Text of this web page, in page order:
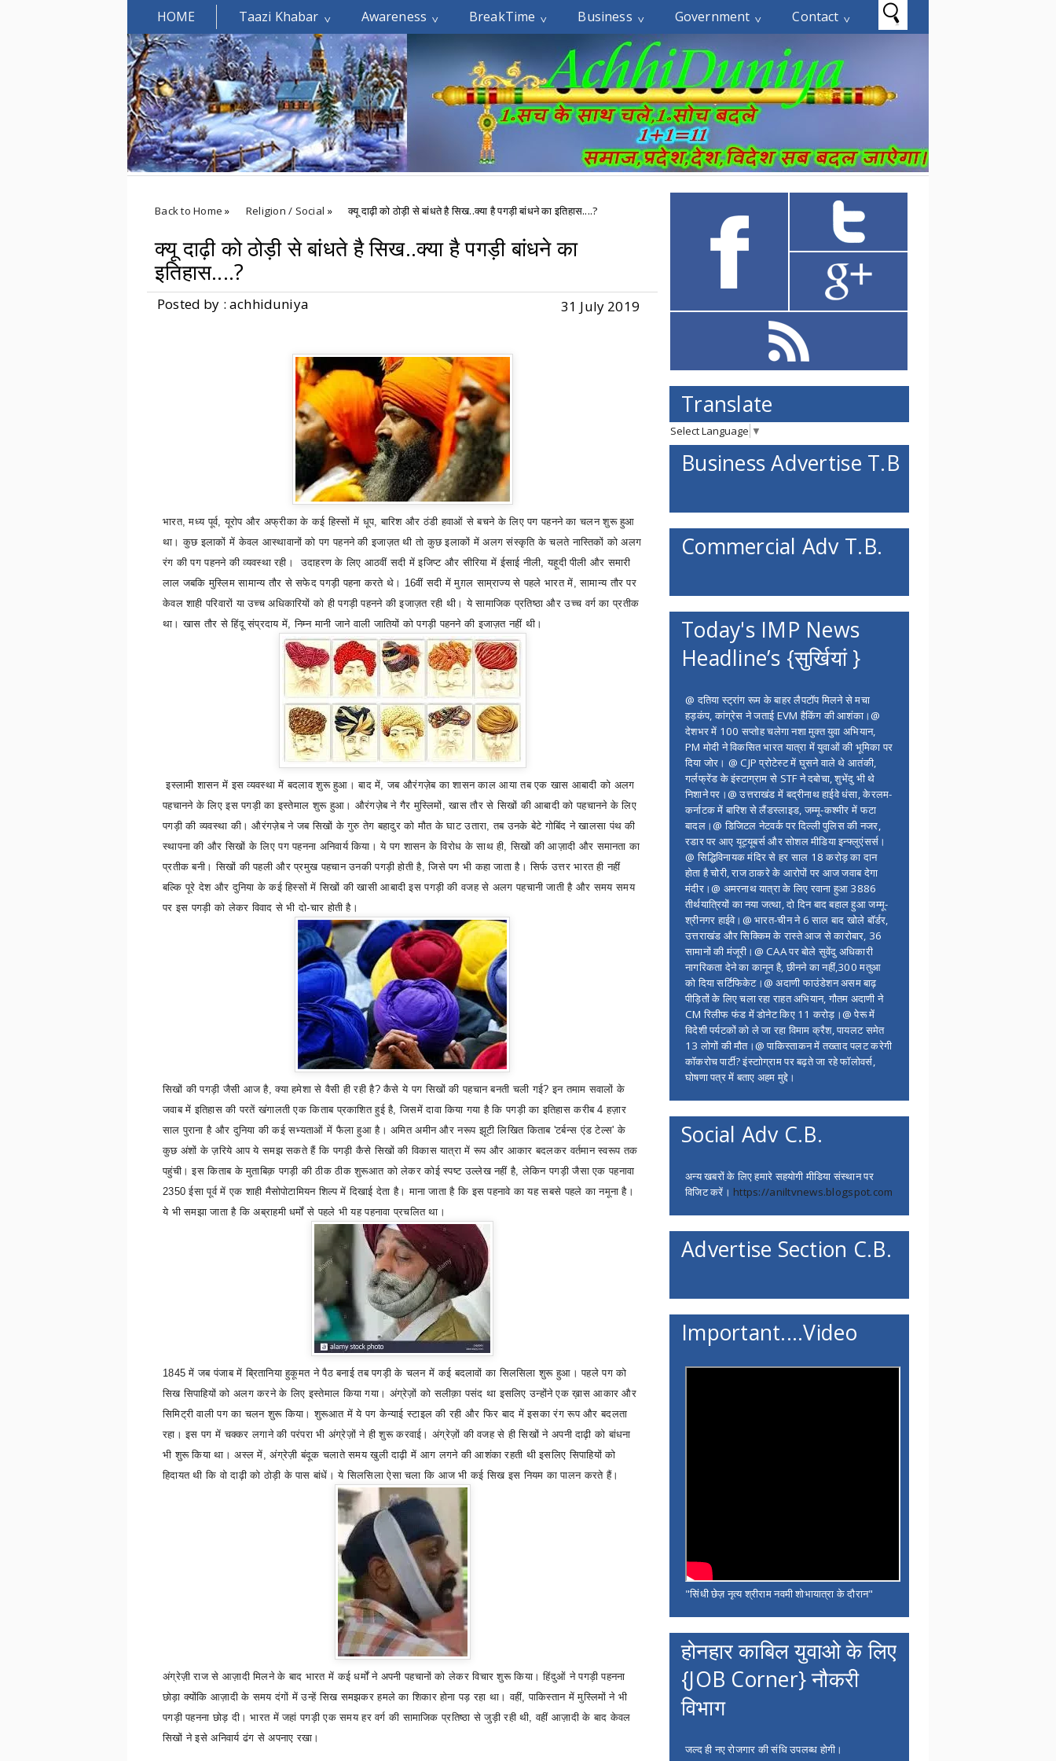
HOME Taazi Khabar Awareness BreakTime Business Government Contact
Welcomes You.....
Back to Home » Religion / Social » क्यू दाढ़ी को ठोड़ी से बांधते है सिख..क्या है पगड़ी बांधने का इतिहास....?
क्यू दाढ़ी को ठोड़ी से बांधते है सिख..क्या है पगड़ी बांधने का
इतिहास....?
Posted by : achhiduniya 31 July 2019
भारत,मध्य पूर्व,यूरोप और अफ्रीका के कई हिस्सों में धूप,बारिश और ठंडी हवाओं से बचने के लिए पग पहनने का चलन शुरू हुआ
था। कुछ इलाकों में केवल आस्थावानों को पग पहनने की इजाज़त थी तो कुछ इलाकों में अलग संस्कृति के चलते नास्तिकों को अलग
रंग की पग पहनने की व्यवस्था रही। उदाहरण के लिए आठवीं सदी में इजिप्ट और सीरिया में ईसाई नीली,यहूदी पीली और समारी
लाल जबकि मुस्लिम सामान्य तौर से सफेद पगड़ी पहना करते थे। 16वीं सदी में मुग़ल साम्राज्य से पहले भारत में,सामान्य तौर पर
केवल शाही परिवारों या उच्च अधिकारियों को ही पगड़ी पहनने की इजाज़त रही थी। ये सामाजिक प्रतिष्ठा और उच्च वर्ग का प्रतीक
था। खास तौर से हिंदू संप्रदाय में,निम्न मानी जाने वाली जातियों को पगड़ी पहनने की इजाज़त नहीं थी।
इस्लामी शासन में इस व्यवस्था में बदलाव शुरू हुआ। बाद में,जब औरंगज़ेब का शासन काल आया तब एक खास आबादी को अलग
पहचानने के लिए इस पगड़ी का इस्तेमाल शुरू हुआ। औरंगज़ेब ने गैर मुस्लिमों,खास तौर से सिखों की आबादी को पहचानने के लिए
पगड़ी की व्यवस्था की। औरंगज़ेब ने जब सिखों के गुरु तेग बहादुर को मौत के घाट उतारा,तब उनके बेटे गोबिंद ने खालसा पंथ की
स्थापना की और सिखों के लिए पग पहनना अनिवार्य किया। ये पग शासन के विरोध के साथ ही,सिखों की आज़ादी और समानता का
प्रतीक बनी। सिखों की पहली और प्रमुख पहचान उनकी पगड़ी होती है,जिसे पग भी कहा जाता है। सिर्फ उत्तर भारत ही नहीं
बल्कि पूरे देश और दुनिया के कई हिस्सों में सिखों की खासी आबादी इस पगड़ी की वजह से अलग पहचानी जाती है और समय समय
पर इस पगड़ी को लेकर विवाद से भी दो-चार होती है।
सिखों की पगड़ी जैसी आज है,क्या हमेशा से वैसी ही रही है?कैसे ये पग सिखों की पहचान बनती चली गई?इन तमाम सवालों के
जवाब में इतिहास की परतें खंगालती एक किताब प्रकाशित हुई है,जिसमें दावा किया गया है कि पगड़ी का इतिहास करीब 4 हज़ार
साल पुराना है और दुनिया की कई सभ्यताओं में फैला हुआ है। अमित अमीन और नरूप झूटी लिखित किताब 'टर्बन्स एंड टेल्स'के
कुछ अंशों के ज़रिये आप ये समझ सकते हैं कि पगड़ी कैसे सिखों की विकास यात्रा में रूप और आकार बदलकर वर्तमान स्वरूप तक
पहुंची। इस किताब के मुताबिक़ पगड़ी की ठीक ठीक शुरूआत को लेकर कोई स्पष्ट उल्लेख नहीं है,लेकिन पगड़ी जैसा एक पहनावा
2350 ईसा पूर्व में एक शाही मैसोपोटामियन शिल्प में दिखाई देता है। माना जाता है कि इस पहनावे का यह सबसे पहले का नमूना है।
ये भी समझा जाता है कि अब्राहमी धर्मों से पहले भी यह पहनावा प्रचलित था।
1845 में जब पंजाब में ब्रितानिया हुकूमत ने पैठ बनाई तब पगड़ी के चलन में कई बदलावों का सिलसिला शुरू हुआ। पहले पग को
सिख सिपाहियों को अलग करने के लिए इस्तेमाल किया गया। अंग्रेज़ों को सलीक़ा पसंद था इसलिए उन्होंने एक ख़ास आकार और
सिमिट्री वाली पग का चलन शुरू किया। शुरूआत में ये पग केन्याई स्टाइल की रही और फिर बाद में इसका रंग रूप और बदलता
रहा। इस पग में चक्कर लगाने की परंपरा भी अंग्रेज़ों ने ही शुरू करवाई। अंग्रेज़ों की वजह से ही सिखों ने अपनी दाढ़ी को बांधना
भी शुरू किया था। अस्ल में,अंग्रेज़ी बंदूक चलाते समय खुली दाढ़ी में आग लगने की आशंका रहती थी इसलिए सिपाहियों को
हिदायत थी कि वो दाढ़ी को ठोड़ी के पास बांधें। ये सिलसिला ऐसा चला कि आज भी कई सिख इस नियम का पालन करते हैं।
अंग्रेज़ी राज से आज़ादी मिलने के बाद भारत में कई धर्मों ने अपनी पहचानों को लेकर विचार शुरू किया। हिंदुओं ने पगड़ी पहनना
छोड़ा क्योंकि आज़ादी के समय दंगों में उन्हें सिख समझकर हमले का शिकार होना पड़ रहा था। वहीं,पाकिस्तान में मुस्लिमों ने भी
पगड़ी पहनना छोड़ दी। भारत में जहां पगड़ी एक समय हर वर्ग की सामाजिक प्रतिष्ठा से जुड़ी रही थी,वहीं आज़ादी के बाद केवल
सिखों ने इसे अनिवार्य ढंग से अपनाए रखा।
Translate
Select Language ▼
Business Advertise T.B
Commercial Adv T.B.
Today's IMP News
Headline’s {सुर्खियां }
@ दतिया स्ट्रांग रूम के बाहर लैपटॉप मिलने से मचा
हड़कंप, कांग्रेस ने जताई EVM हैकिंग की आशंका।@
देशभर में 100 सप्ताेह चलेगा नशा मुक्त युवा अभियान,
PM मोदी ने विकसित भारत यात्रा में युवाओं की भूमिका पर
दिया जोर। @ CJP प्रोटेस्ट में घुसने वाले थे आतंकी,
गर्लफ्रेंड के इंस्टाग्राम से STF ने दबोचा, शुभेंदु भी थे
निशाने पर।@ उत्तराखंड में बद्रीनाथ हाईवे धंसा, केरलम-
कर्नाटक में बारिश से लैंडस्लाइड, जम्मू-कश्मीर में फटा
बादल।@ डिजिटल नेटवर्क पर दिल्ली पुलिस की नजर,
रडार पर आए यूट्यूबर्स और सोशल मीडिया इन्फ्लुएंसर्स।
@ सिद्धिविनायक मंदिर से हर साल 18 करोड़ का दान
होता है चोरी, राज ठाकरे के आरोपों पर आज जवाब देगा
मंदीर।@ अमरनाथ यात्रा के लिए रवाना हुआ 3886
तीर्थयात्रियों का नया जत्था, दो दिन बाद बहाल हुआ जम्मू-
श्रीनगर हाईवे।@ भारत-चीन ने 6 साल बाद खोले बॉर्डर,
उत्तराखंड और सिक्किम के रास्ते आज से कारोबार, 36
सामानों की मंजूरी।@ CAA पर बोले सुवेंदु अधिकारी
नागरिकता देने का कानून है, छीनने का नहीं,300 मतुआ
को दिया सर्टिफिकेट।@ अदाणी फाउंडेशन असम बाढ़
पीड़ितों के लिए चला रहा राहत अभियान, गौतम अदाणी ने
CM रिलीफ फंड में डोनेट किए 11 करोड़।@ पेरू में
विदेशी पर्यटकों को ले जा रहा विमाम क्रैश, पायलट समेत
13 लोगों की मौत।@ पाकिस्ताकन में तख्ताद पलट करेगी
कॉकरोच पार्टी? इंस्टाोग्राम पर बढ़ते जा रहे फॉलोवर्स,
घोषणा पत्र में बताए अहम मुद्दे।
Social Adv C.B.
अन्य खबरों के लिए हमारे सहयोगी मीडिया संस्थान पर
विजिट करें। https://aniltvnews.blogspot.com
Advertise Section C.B.
Important....Video
"सिंधी छेज़ नृत्य श्रीराम नवमी शोभायात्रा के दौरान"
होनहार काबिल युवाओ के लिए
{JOB Corner} नौकरी
विभाग
जल्द ही नए रोजगार की संधि उपलब्ध होगी।